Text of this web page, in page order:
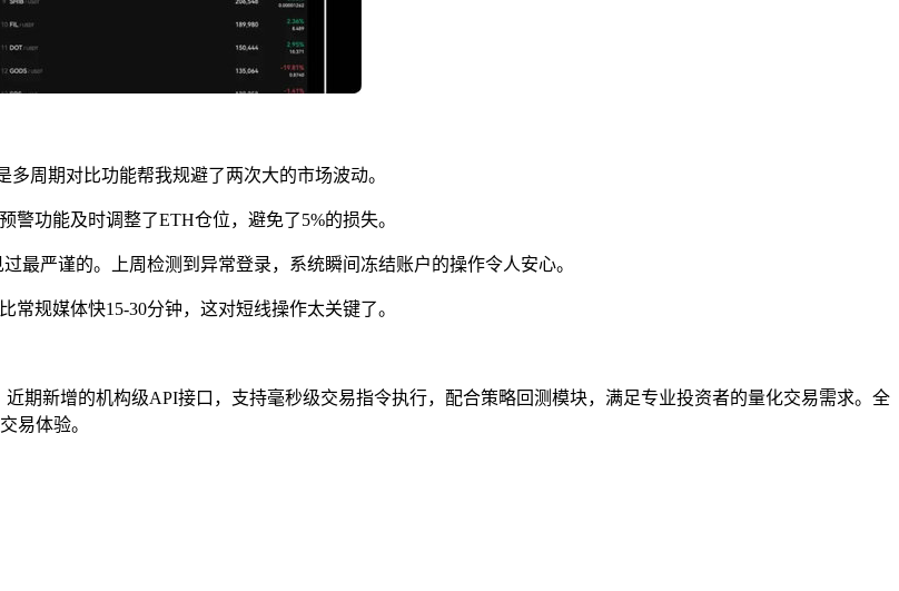
周期对比功能帮我规避了两次大的市场波动。
功能及时调整了ETH仓位，避免了5%的损失。
最严谨的。上周检测到异常登录，系统瞬间冻结账户的操作令人安心。
规媒体快15-30分钟，这对短线操作太关键了。
期新增的机构级API接口，支持毫秒级交易指令执行，配合策略回测模块，满足专业投资者的量化交易需求。全
易体验。